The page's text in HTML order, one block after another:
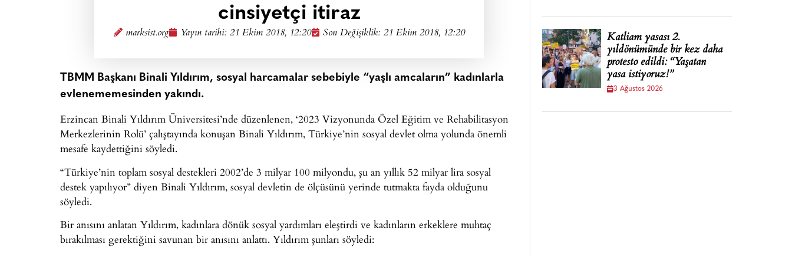
cinsiyetçi itiraz
marksist.org Yayın tarihi: 21 Ekim 2018, 12:20 Son Değişiklik: 21 Ekim 2018, 12:20
TBMM Başkanı Binali Yıldırım, sosyal harcamalar sebebiyle “yaşlı amcaların” kadınlarla
evlenememesinden yakındı.
Erzincan Binali Yıldırım Üniversitesi’nde düzenlenen, ‘2023 Vizyonunda Özel Eğitim ve Rehabilitasyon
Merkezlerinin Rolü’ çalıştayında konuşan Binali Yıldırım, Türkiye’nin sosyal devlet olma yolunda önemli
mesafe kaydettiğini söyledi.
“Türkiye’nin toplam sosyal destekleri 2002’de 3 milyar 100 milyondu, şu an yıllık 52 milyar lira sosyal
destek yapılıyor” diyen Binali Yıldırım, sosyal devletin de ölçüsünü yerinde tutmakta fayda olduğunu
söyledi.
Bir anısını anlatan Yıldırım, kadınlara dönük sosyal yardımları eleştirdi ve kadınların erkeklere muhtaç
bırakılması gerektiğini savunan bir anısını anlattı. Yıldırım şunları söyledi:
Katliam yasası 2.
yıldönümünde bir kez daha
protesto edildi: “Yaşatan
yasa istiyoruz!”
3 Ağustos 2026